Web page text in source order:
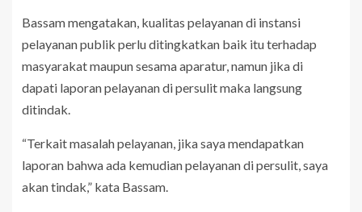
Bassam mengatakan, kualitas pelayanan di instansi
pelayanan publik perlu ditingkatkan baik itu terhadap
masyarakat maupun sesama aparatur, namun jika di
dapati laporan pelayanan di persulit maka langsung
ditindak.
“Terkait masalah pelayanan, jika saya mendapatkan
laporan bahwa ada kemudian pelayanan di persulit, saya
akan tindak,” kata Bassam.